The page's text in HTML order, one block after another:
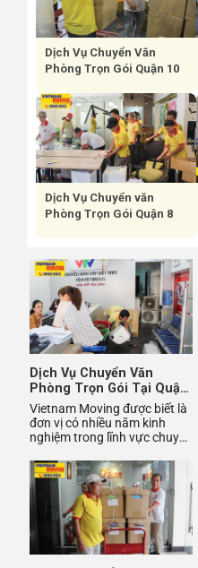
Dịch Vụ Chuyển Văn
Phòng Trọn Gói Quận 10
Dịch Vụ Chuyển văn
Phòng Trọn Gói Quận 8
Dịch Vụ Chuyển Văn
Phòng Trọn Gói Tại Quận
Gò Vấp
Vietnam Moving được biết là
đơn vị có nhiều năm kinh
nghiệm trong lĩnh vực chuyển
Gò Vấp với những ưu